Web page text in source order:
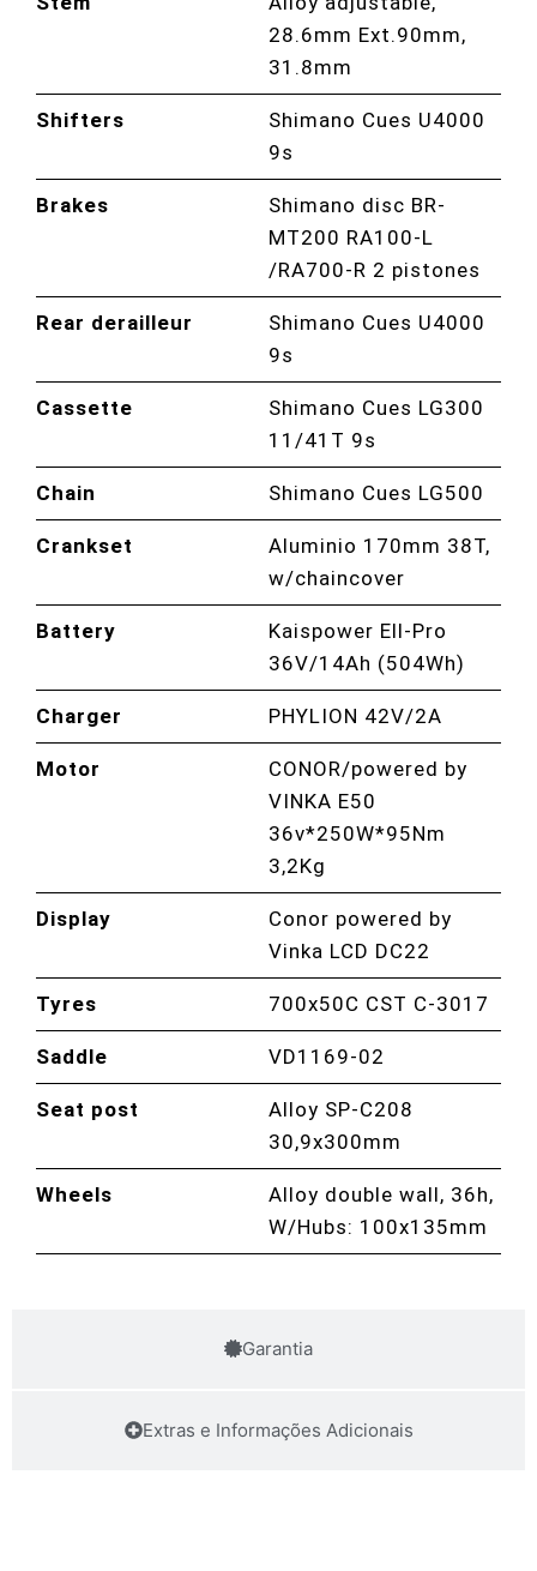
Garantia
Extras e Informações Adicionais
28.6mm Ext.90mm,
31.8mm
Shifters
Shimano Cues U4000
9s
Brakes
Shimano disc BR-
MT200 RA100-L
/RA700-R 2 pistones
Rear derailleur
Shimano Cues U4000
9s
Cassette
Shimano Cues LG300
11/41T 9s
Chain Shimano Cues LG500
Crankset
Aluminio 170mm 38T,
w/chaincover
Battery
Kaispower Ell-Pro
36V/14Ah (504Wh)
Charger PHYLION 42V/2A
Motor
CONOR/powered by
VINKA E50
36v*250W*95Nm
3,2Kg
Display
Conor powered by
Vinka LCD DC22
Tyres 700x50C CST C-3017
Saddle VD1169-02
Seat post
Alloy SP-C208
30,9x300mm
Wheels
Alloy double wall, 36h,
W/Hubs: 100x135mm